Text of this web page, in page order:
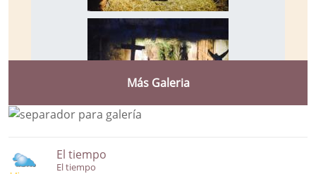
Más Galeria
El tiempo
El tiempo